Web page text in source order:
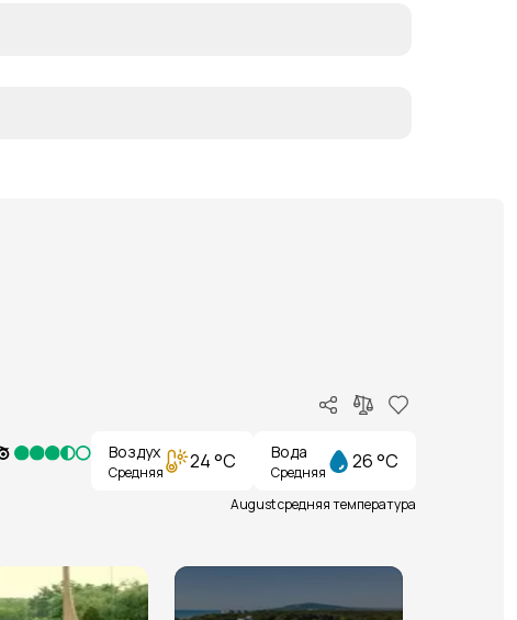
Воздух
Средняя 24 °C Вода
Средняя 26 °C
August средняя температура